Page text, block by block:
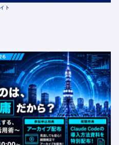
ト
08.18 火 10:00 -
08.21 金 16:00
回答が「ありきたり」なの
から？ 〜AIを覚醒させて下
線40社の成功事例活用術〜